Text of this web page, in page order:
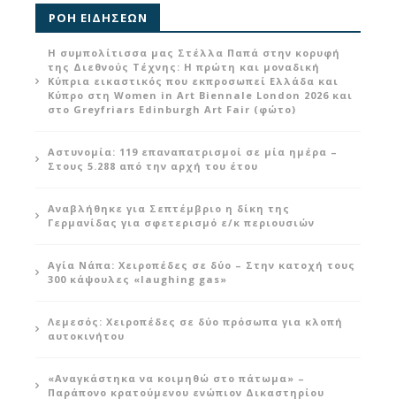
ΡΟΗ ΕΙΔΗΣΕΩΝ
Η συμπολίτισσα μας Στέλλα Παπά στην κορυφή
της Διεθνούς Τέχνης: Η πρώτη και μοναδική
Κύπρια εικαστικός που εκπροσωπεί Ελλάδα και
Κύπρο στη Women in Art Biennale London 2026 και
στο Greyfriars Edinburgh Art Fair (φώτο)
Αστυνομία: 119 επαναπατρισμοί σε μία ημέρα –
Στους 5.288 από την αρχή του έτου
Αναβλήθηκε για Σεπτέμβριο η δίκη της
Γερμανίδας για σφετερισμό ε/κ περιουσιών
Αγία Νάπα: Χειροπέδες σε δύο – Στην κατοχή τους
300 κάψουλες «laughing gas»
Λεμεσός: Χειροπέδες σε δύο πρόσωπα για κλοπή
αυτοκινήτου
«Αναγκάστηκα να κοιμηθώ στο πάτωμα» –
Παράπονο κρατούμενου ενώπιον Δικαστηρίου